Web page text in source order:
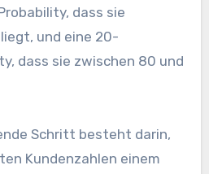
dass sie
und eine 20-
dass sie zwischen 80 und
Schritt besteht darin,
Kundenzahlen einem